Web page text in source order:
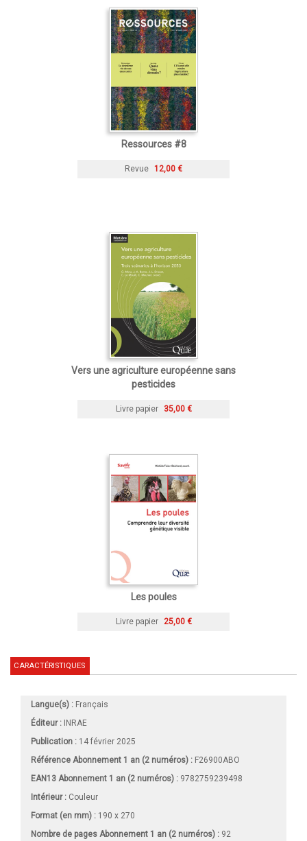
Ressources #8
Revue 12,00 €
Vers une agriculture européenne sans
pesticides
Livre papier 35,00 €
Les poules
Livre papier 25,00 €
CARACTÉRISTIQUES
Langue(s) : Français
Éditeur : INRAE
Publication : 14 février 2025
Référence Abonnement 1 an (2 numéros) : F26900ABO
EAN13 Abonnement 1 an (2 numéros) : 9782759239498
Intérieur : Couleur
Format (en mm) : 190 x 270
Nombre de pages Abonnement 1 an (2 numéros) : 92